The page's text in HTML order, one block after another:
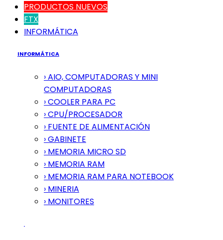
PRODUCTOS NUEVOS
FTX
INFORMÁTICA
INFORMÁTICA
› AIO, COMPUTADORAS Y MINI
COMPUTADORAS
› COOLER PARA PC
› CPU/PROCESADOR
› FUENTE DE ALIMENTACIÓN
› GABINETE
› MEMORIA MICRO SD
› MEMORIA RAM
› MEMORIA RAM PARA NOTEBOOK
› MINERIA
› MONITORES